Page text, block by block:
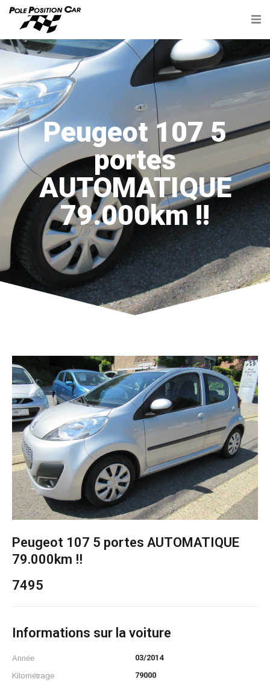
Peugeot 107 5
portes
AUTOMATIQUE
79.000km !!
Peugeot 107 5 portes AUTOMATIQUE
79.000km !!
7495
Informations sur la voiture
Année
Kilométrage
03/2014
79000